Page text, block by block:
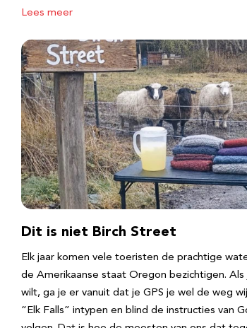
Lees meer
Dit is niet Birch Street
Elk jaar komen vele toeristen de prachtige
de Amerikaanse staat Oregon bezichtigen. Als
wilt, ga je er vanuit dat je GPS je wel de weg
“Elk Falls” intypen en blind de instructies van